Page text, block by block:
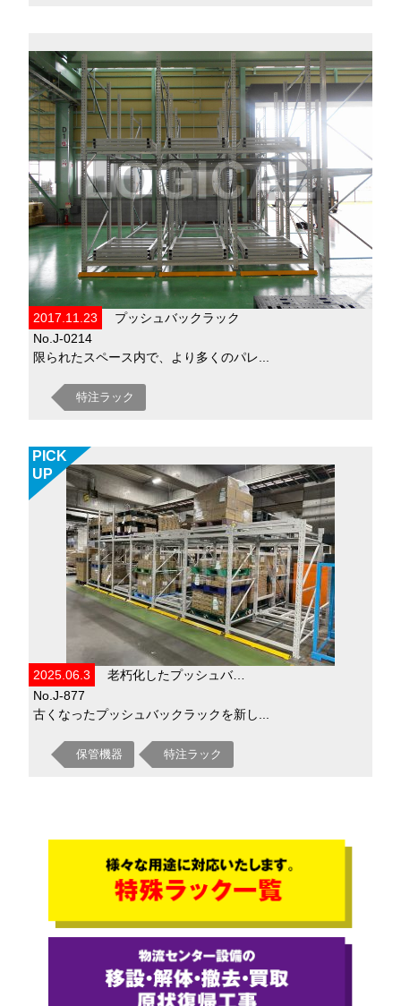
2017.11.23
プッシュバックラック
No.J-0214
限られたスペース内で、より多くのパレ...
特注ラック
PICK
UP
2025.06.3
老朽化したプッシュバ…
No.J-877
古くなったプッシュバックラックを新し...
保管機器 特注ラック